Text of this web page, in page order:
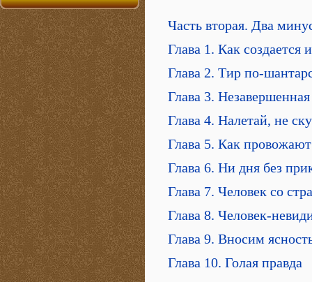
Часть вторая. Два
Глава 1. Как
Глава 2. Тир по-
Глава 3.
Глава 4. Налетай, не
Глава 5. Как
Глава 6. Ни дня без
Глава 7. Человек со
Глава 8. Человек-
Глава 9. Вносим
Глава 10. Голая правда